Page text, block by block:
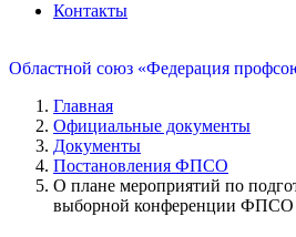
Контакты
Областной союз «Федерация
Главная
Официальные документы
Документы
Постановления ФПСО
О плане мероприятий по
выборной конференции ФПСО